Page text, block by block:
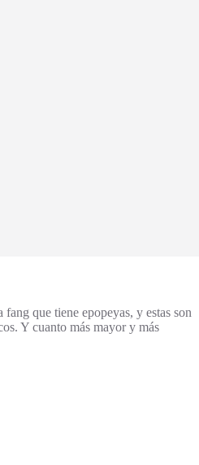
que tiene epopeyas, y estas son
Y cuanto más mayor y más